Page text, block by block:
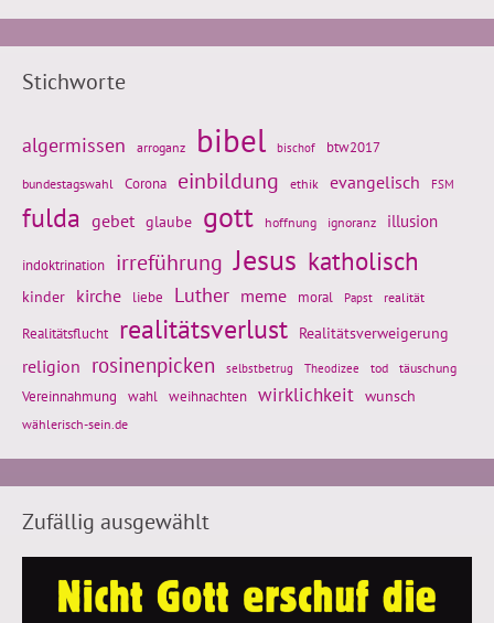
Stichworte
algermissen arroganz bibel bischof btw2017
bundestagswahl Corona einbildung ethik evangelisch FSM
fulda gebet glaube gott hoffnung ignoranz illusion
indoktrination irreführung Jesus katholisch
kinder kirche liebe Luther meme moral Papst realität
Realitätsflucht realitätsverlust Realitätsverweigerung
religion rosinenpicken selbstbetrug Theodizee tod täuschung
Vereinnahmung wahl weihnachten wirklichkeit wunsch
wählerisch-sein.de
Zufällig ausgewählt